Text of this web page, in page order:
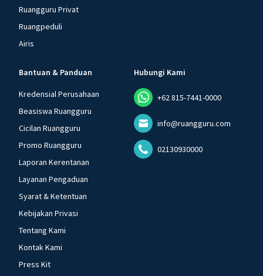
Ruangguru Privat
Ruangpeduli
Airis
Bantuan & Panduan
Kredensial Perusahaan
Beasiswa Ruangguru
Cicilan Ruangguru
Promo Ruangguru
Laporan Kerentanan
Layanan Pengaduan
Syarat & Ketentuan
Kebijakan Privasi
Tentang Kami
Kontak Kami
Press Kit
Hubungi Kami
+62 815-7441-0000
info@ruangguru.com
02130930000